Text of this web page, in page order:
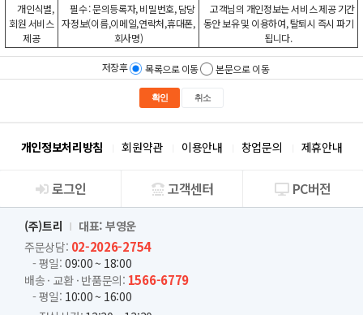
개인식별,
회원 서비스
제공
필수 : 문의등록자, 비밀번호, 담당
자정보(이름,이메일,연락처,휴대폰,
회사명)
고객님의 개인정보는 서비스 제공 기간
동안 보유 및 이용하여, 탈퇴시 즉시 파기
됩니다.
저장후 목록으로 이동 본문으로 이동
확인 취소
개인정보처리방침 회원약관 이용안내 창업문의 제휴안내
회사소개
로그인 고객센터 PC버전
(주)트리
대표: 부영운
주문상담: 02-2026-2754
- 평일: 09:00 ~ 18:00
배송 · 교환 · 반품문의: 1566-6779
- 평일: 10:00 ~ 16:00